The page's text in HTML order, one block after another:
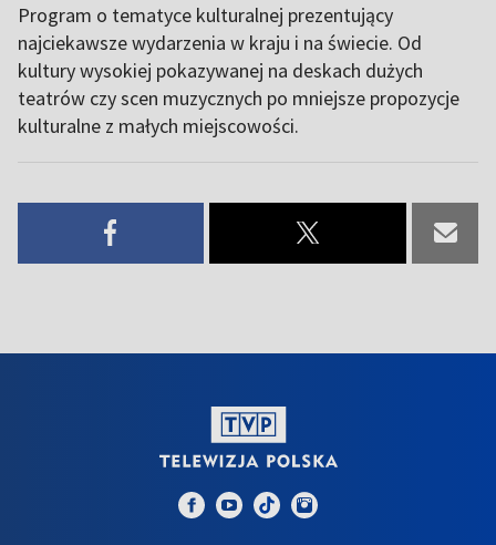
Program o tematyce kulturalnej prezentujący
najciekawsze wydarzenia w kraju i na świecie. Od
kultury wysokiej pokazywanej na deskach dużych
teatrów czy scen muzycznych po mniejsze propozycje
kulturalne z małych miejscowości.